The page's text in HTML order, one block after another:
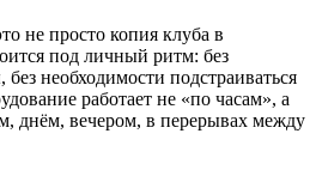
не просто копия клуба в
под личный ритм: без
необходимости подстраиваться
работает не «по часам», а
днём, вечером, в перерывах между